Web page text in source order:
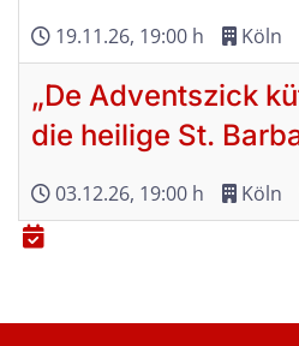
19.11.26, 19:00 h Köln
„De Adventszick
die heilige St.
03.12.26, 19:00 h Köln